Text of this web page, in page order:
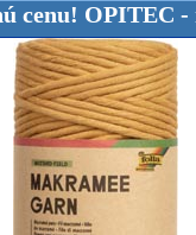
OPITEC -